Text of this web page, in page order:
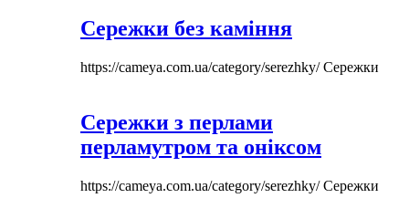
Сережки без каміння
https://cameya.com.ua/category/serezhky/Сережки
Сережки з перлами
перламутром та оніксом
https://cameya.com.ua/category/serezhky/Сережки